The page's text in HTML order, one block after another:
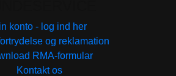
konto - log ind her
og reklamation
RMA-formular
Kontakt os